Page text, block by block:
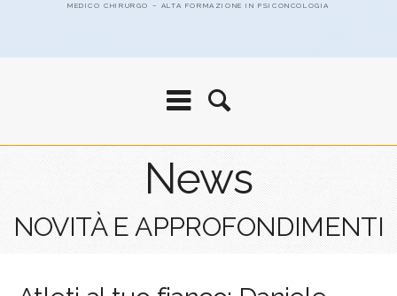
MEDICO CHIRURGO – ALTA FORMAZIONE IN PSICONCOLOGIA
News
NOVITÀ E APPROFONDIMENTI